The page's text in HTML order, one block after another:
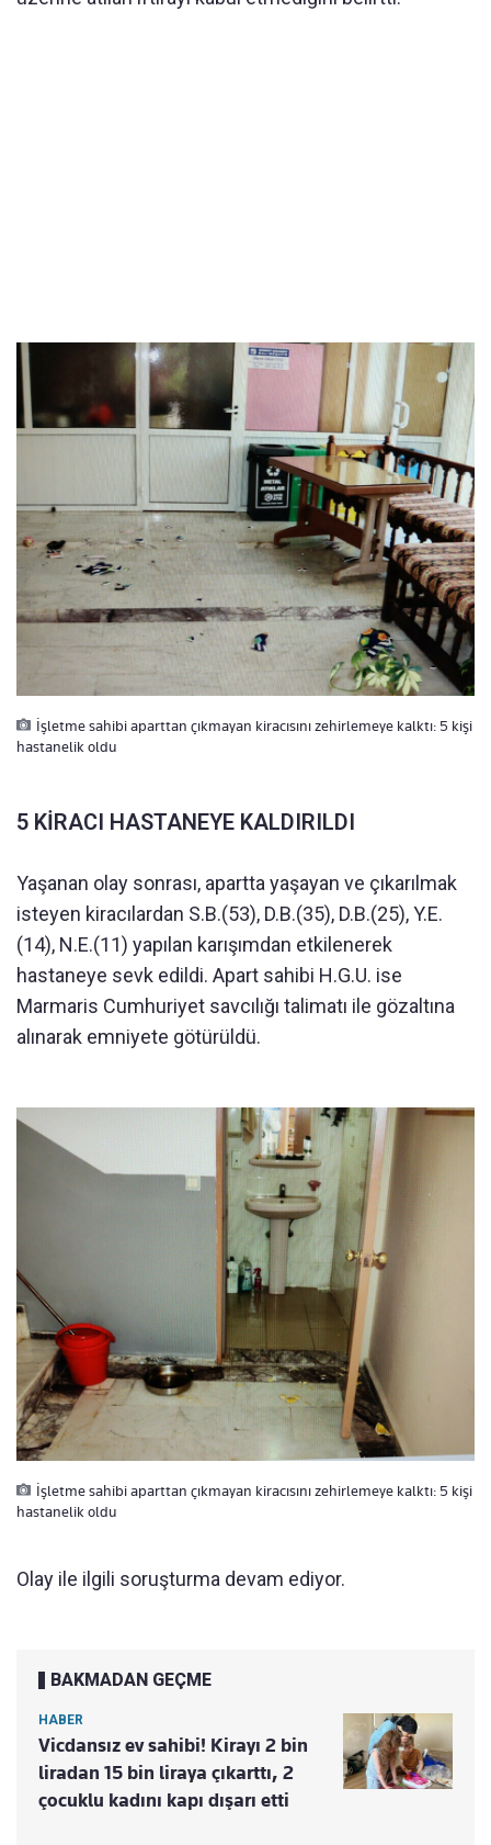
İşletme sahibi aparttan çıkmayan kiracısını zehirlemeye kalktı: 5 kişi
hastanelik oldu
5 KİRACI HASTANEYE KALDIRILDI
Yaşanan olay sonrası, apartta yaşayan ve çıkarılmak
isteyen kiracılardan S.B.(53), D.B.(35), D.B.(25), Y.E.
(14), N.E.(11) yapılan karışımdan etkilenerek
hastaneye sevk edildi. Apart sahibi H.G.U. ise
Marmaris Cumhuriyet savcılığı talimatı ile gözaltına
alınarak emniyete götürüldü.
İşletme sahibi aparttan çıkmayan kiracısını zehirlemeye kalktı: 5 kişi
hastanelik oldu
Olay ile ilgili soruşturma devam ediyor.
BAKMADAN GEÇME
HABER
Vicdansız ev sahibi! Kirayı 2 bin
liradan 15 bin liraya çıkarttı, 2
çocuklu kadını kapı dışarı etti